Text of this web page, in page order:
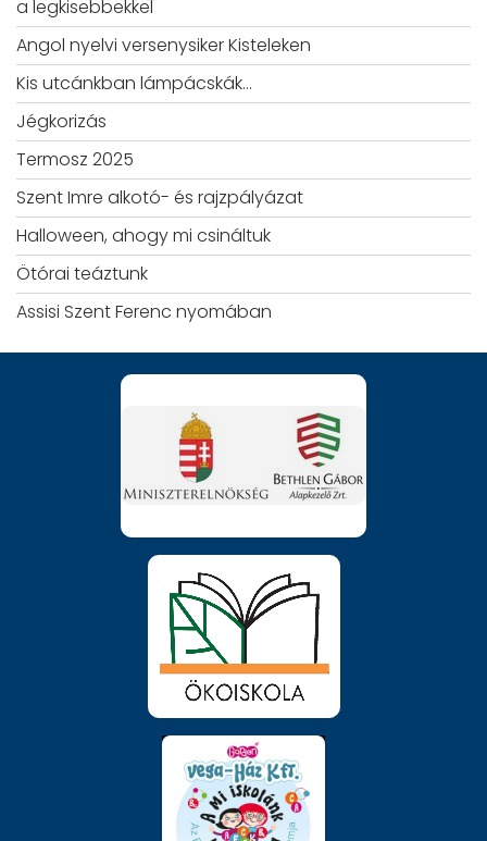
a legkisebbekkel
Angol nyelvi versenysiker Kisteleken
Kis utcánkban lámpácskák…
Jégkorizás
Termosz 2025
Szent Imre alkotó- és rajzpályázat
Halloween, ahogy mi csináltuk
Ötórai teáztunk
Assisi Szent Ferenc nyomában